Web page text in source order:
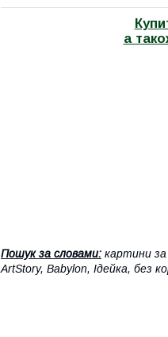
а
Пошук за словами: картини за
ArtStory, Babylon, Ідейка, без